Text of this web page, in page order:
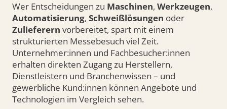
Wer Entscheidungen zu Maschinen, Werkzeugen,
Automatisierung, Schweißlösungen oder
Zulieferern vorbereitet, spart mit einem
strukturierten Messebesuch viel Zeit.
Unternehmer:innen und Fachbesucher:innen
erhalten direkten Zugang zu Herstellern,
Dienstleistern und Branchenwissen – und
gewerbliche Kund:innen können Angebote und
Technologien im Vergleich sehen.